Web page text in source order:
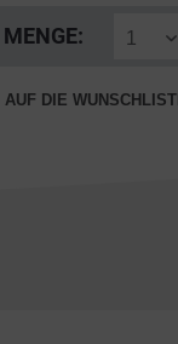
MENGE:
AUF DIE